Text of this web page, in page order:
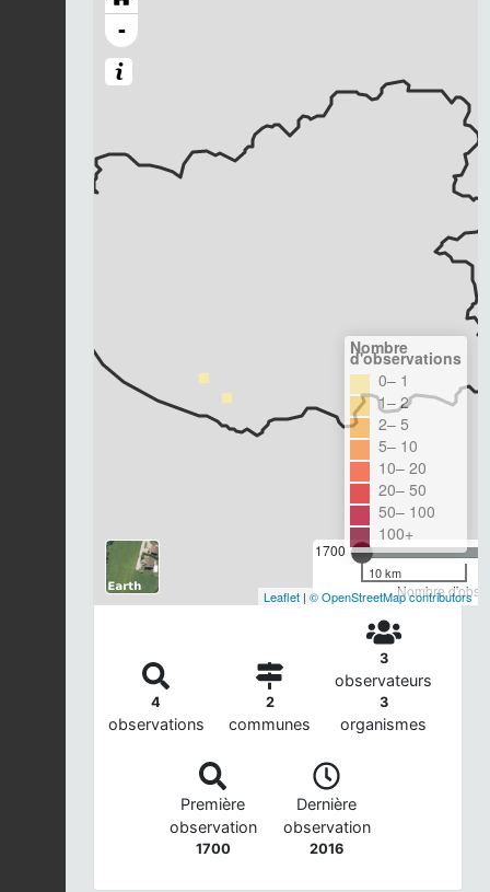
-
1700
Nombre
Nombre
d'observations
0– 1
1– 2
2– 5
5– 10
10– 20
20– 50
50– 100
100+
10 km
Leaflet | © OpenStreetMap contributors
4
observations
2
communes
3
observateurs
3
organismes
Première
observation
1700
Dernière
observation
2016